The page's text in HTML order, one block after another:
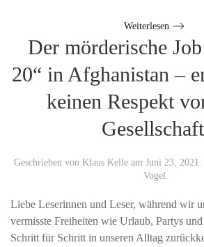
Weiterlesen
Der mörderische
20“ in Afghanistan –
keinen Respekt
Geschrieben von Klaus Kelleam Juni 23, 2021.
Vogel .
Liebe Leserinnen und Leser, während wir
vermisste Freiheiten wie Urlaub, Partys und
Schritt für Schritt in unseren Alltag